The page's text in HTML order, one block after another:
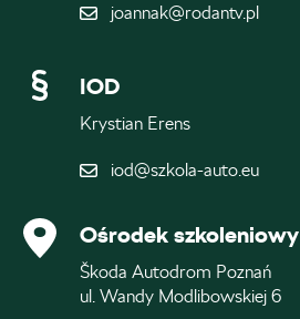
joannak@rodantv.pl
IOD
Krystian Erens
iod@szkola-auto.eu
Ośrodek szkoleniowy
Škoda Autodrom Poznań
ul. Wandy Modlibowskiej 6